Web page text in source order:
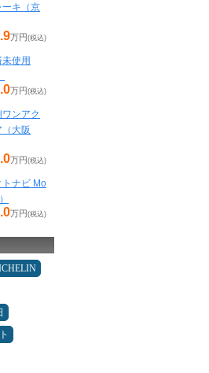
キ（京
万円 (税込)
使用
万円 (税込)
ンアク
大阪
万円 (税込)
ナビ Mo
万円 (税込)